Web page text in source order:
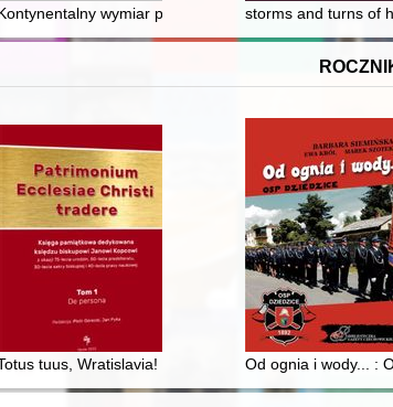
kultu świętego Rocha w Europie
wymiar polityki Bolesława Chrobrego w
storms and turns of
ludowej w układzie systematycznym" Juliana
tuus, Wratislavia! : związki bp. prof. Jana Kopca z
Od ognia i wody... :